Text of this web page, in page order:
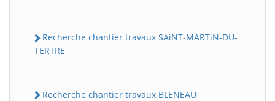
Recherche chantier travaux SAiNT-MARTiN-DU-
TERTRE
Recherche chantier travaux BLENEAU